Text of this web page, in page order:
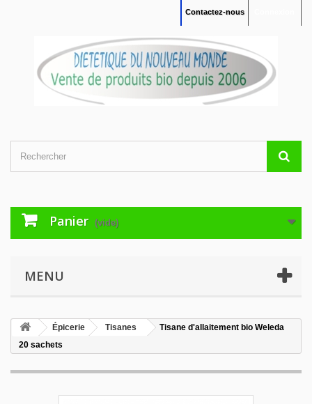
Contactez-nous
Panier (vide)
MENU
Épicerie Tisanes
Tisane d'allaitement bio Weleda
20 sachets